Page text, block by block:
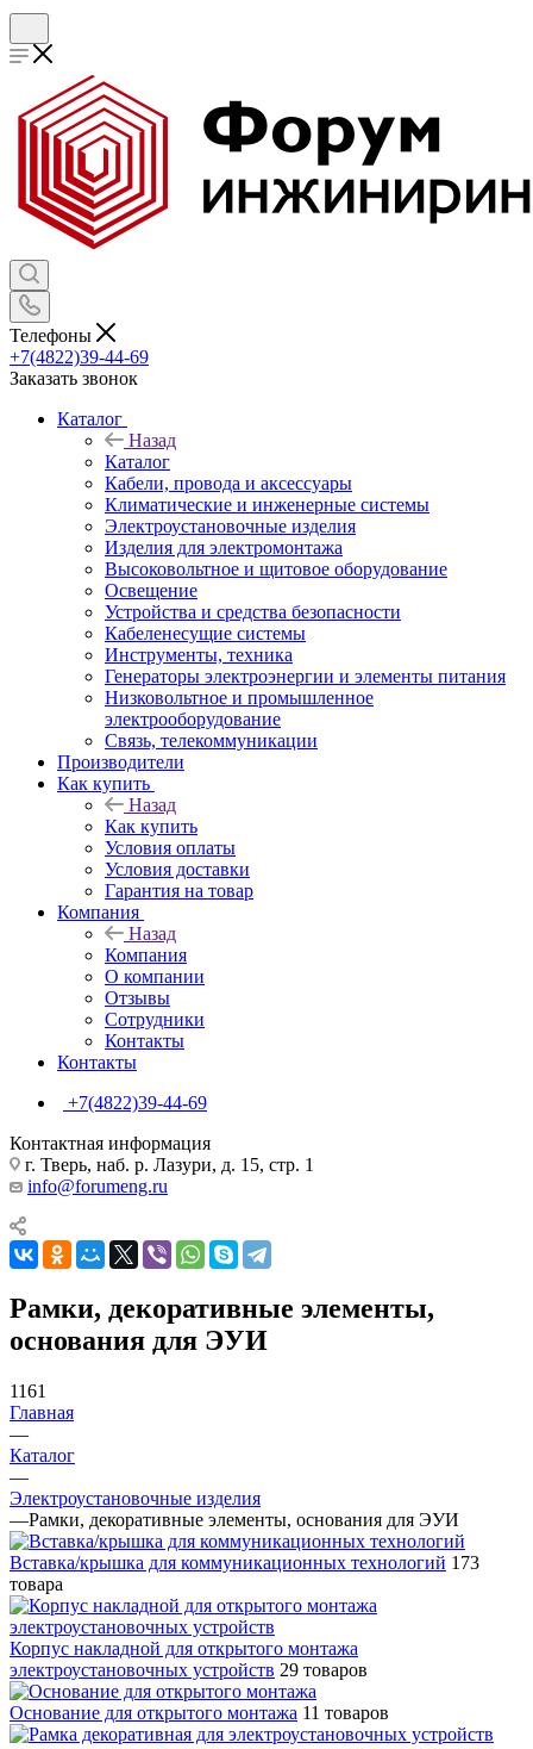
Телефоны
+7(4822)39-44-69
Заказать звонок
Каталог
Назад
Каталог
Кабели, провода и аксессуары
Климатические и инженерные системы
Электроустановочные изделия
Изделия для электромонтажа
Высоковольтное и щитовое оборудование
Освещение
Устройства и средства безопасности
Кабеленесущие системы
Инструменты, техника
Генераторы электроэнергии и элементы питания
Низковольтное и промышленное
электрооборудование
Связь, телекоммуникации
Производители
Как купить
Назад
Как купить
Условия оплаты
Условия доставки
Гарантия на товар
Компания
Назад
Компания
О компании
Отзывы
Сотрудники
Контакты
Контакты
+7(4822)39-44-69
Контактная информация
г. Тверь, наб. р. Лазури, д. 15, стр. 1
info@forumeng.ru
Рамки, декоративные элементы,
основания для ЭУИ
1161
Главная
—
Каталог
—
Электроустановочные изделия
—Рамки, декоративные элементы, основания для ЭУИ
Вставка/крышка для коммуникационных технологий 173
товара
Корпус накладной для открытого монтажа
электроустановочных устройств 29 товаров
Основание для открытого монтажа 11 товаров